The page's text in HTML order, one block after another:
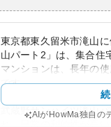
東京都東久留米市滝山
山パート2」は、集合住
マンションは、長年の
です。
武蔵野サンハイツ滝山
AIがHowMa独自の